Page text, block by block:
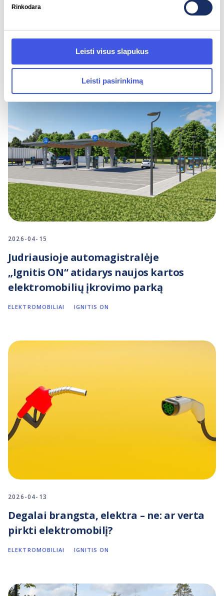
Rinkodara
Leisti visus slapukus
Leisti pasirinkimą
2026-05-29
Įsikrauti Vėjukuose – pakeliui!
IGNITIS ON
2026-04-15
Judriausioje automagistralėje
„Ignitis ON“ atidarys naujos kartos
elektromobilių įkrovimo parką
ELEKTROMOBILIAI IGNITIS ON
2026-04-13
Degalai brangsta, elektra – ne: ar verta
pirkti elektromobilį?
ELEKTROMOBILIAI IGNITIS ON